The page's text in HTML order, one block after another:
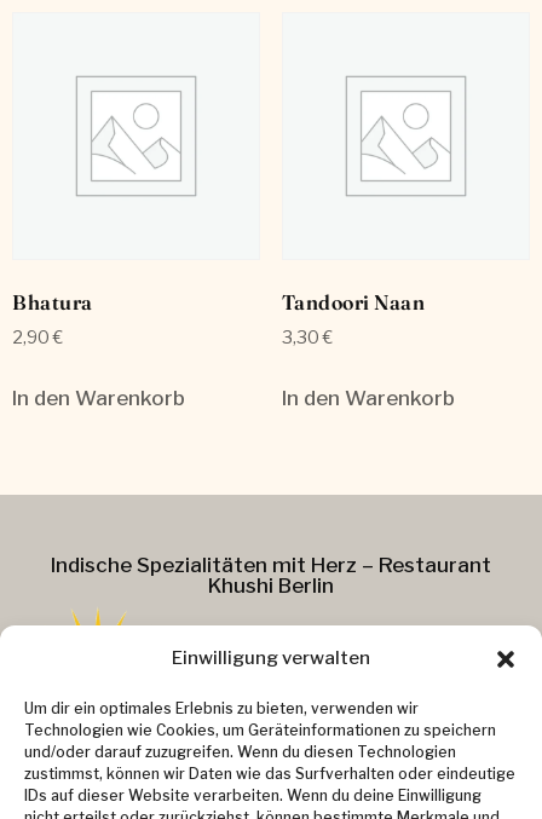
Einwilligung verwalten
Um dir ein optimales Erlebnis zu bieten, verwenden wir
Technologien wie Cookies, um Geräteinformationen zu speichern
und/oder darauf zuzugreifen. Wenn du diesen Technologien
zustimmst, können wir Daten wie das Surfverhalten oder eindeutige
IDs auf dieser Website verarbeiten. Wenn du deine Einwilligung
Bhatura
2,90€
In den Warenkorb
Tandoori Naan
3,30€
In den Warenkorb
Indische Spezialitäten mit Herz – Restaurant
Khushi Berlin
Addresse :
Kollwitzstr. 37
10405 Berlin
Kontakt :